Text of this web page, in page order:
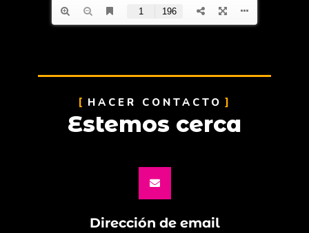
HACER CONTACTO
Estemos cerca
Dirección de email